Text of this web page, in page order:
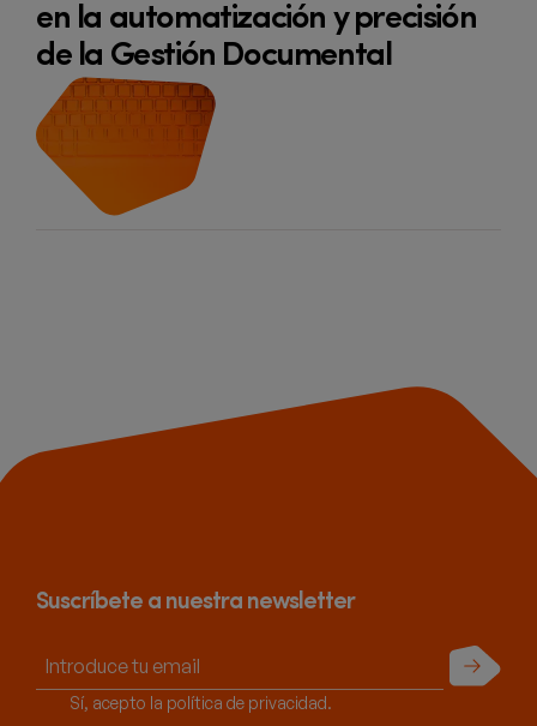
en la automatización y precisión
de la Gestión Documental
Suscríbete a nuestra newsletter
Sí, acepto la política de privacidad.
Enviar